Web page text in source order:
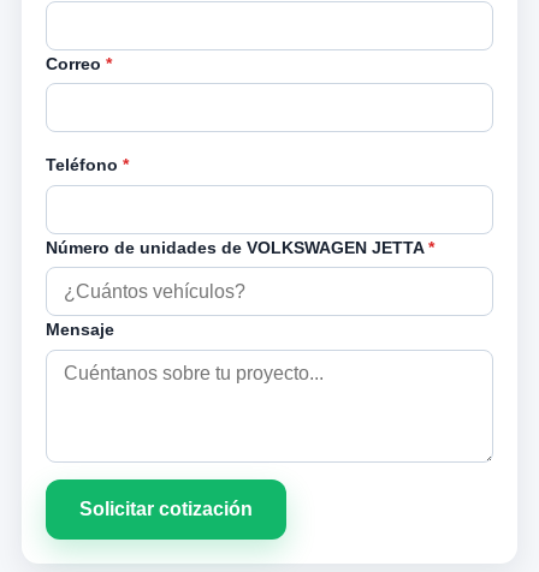
Correo *
Teléfono *
Número de unidades de VOLKSWAGEN JETTA*
Mensaje
Solicitar cotización